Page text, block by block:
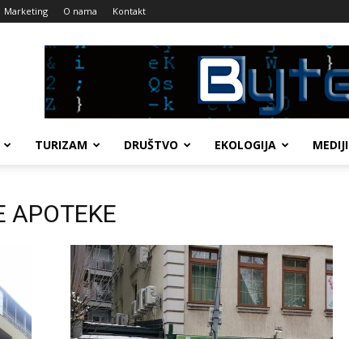
Marketing O nama Kontakt
TURIZAM DRUŠTVO EKOLOGIJA MEDIJI
APOTEKE